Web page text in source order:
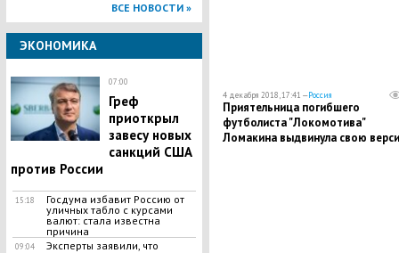
ВСЕ НОВОСТИ »
ЭКОНОМИКА
07:00
Греф
приоткрыл
завесу новых
санкций США
против России
15:18
Госдума избавит Россию от
уличных табло с курсами
валют: стала известна
причина
09:04
Эксперты заявили, что
4 декабря 2018, 17:41 —Россия
​Приятельница погибшего
футболиста "Локомотива"
Ломакина выдвинула свою